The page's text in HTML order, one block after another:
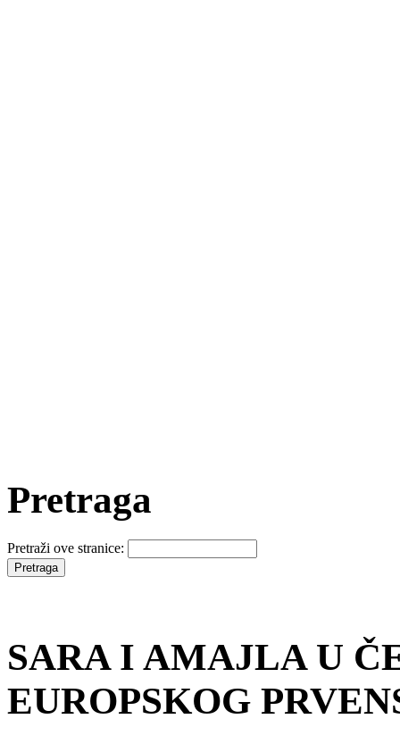
Pretraga
Pretraži ove stranice:
SARA I AMAJLA U
EUROPSKOG